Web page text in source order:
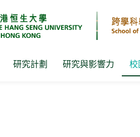
研究計劃 研究與影響力 校